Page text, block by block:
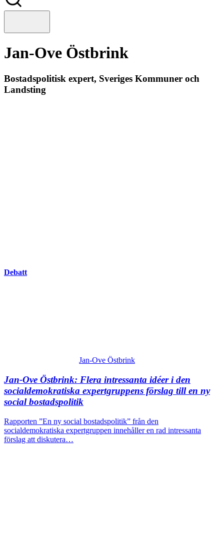
Jan-Ove Östbrink
Bostadspolitisk expert, Sveriges Kommuner och
Landsting
Debatt
Jan-Ove Östbrink
Jan-Ove Östbrink: Flera intressanta idéer i den
socialdemokratiska expertgruppens förslag till en ny
social bostadspolitik
Rapporten ”En ny social bostadspolitik” från den
socialdemokratiska expertgruppen innehåller en rad intressanta
förslag att diskutera…